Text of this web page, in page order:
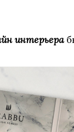
интерьера